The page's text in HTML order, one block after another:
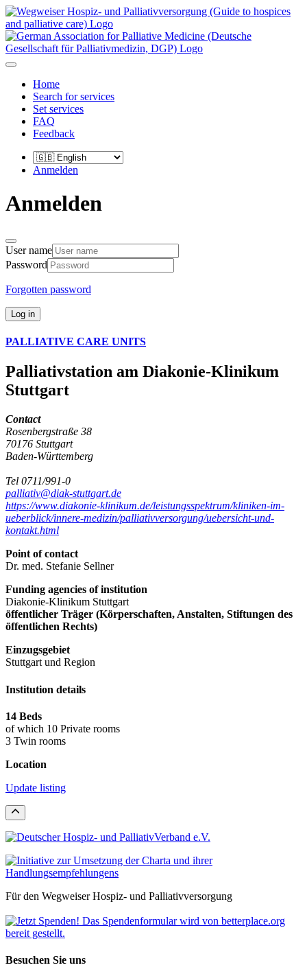
Home
Search for services
Set services
FAQ
Feedback
Anmelden
Anmelden
User name
Password
Forgotten password
Log in
PALLIATIVE CARE UNITS
Palliativstation am Diakonie-Klinikum
Stuttgart
Contact
Rosenbergstraße 38
70176 Stuttgart
Baden-Württemberg
Tel 0711/991-0
palliativ@diak-stuttgart.de
https://www.diakonie-klinikum.de/leistungsspektrum/kliniken-im-
ueberblick/innere-medizin/palliativversorgung/uebersicht-und-
kontakt.html
Point of contact
Dr. med. Stefanie Sellner
Funding agencies of institution
Diakonie-Klinikum Stuttgart
öffentlicher Träger (Körperschaften, Anstalten, Stiftungen des
öffentlichen Rechts)
Einzugsgebiet
Stuttgart und Region
Institution details
14 Beds
of which 10 Private rooms
3 Twin rooms
Location
Update listing
Für den Wegweiser Hospiz- und Palliativversorgung
Besuchen Sie uns